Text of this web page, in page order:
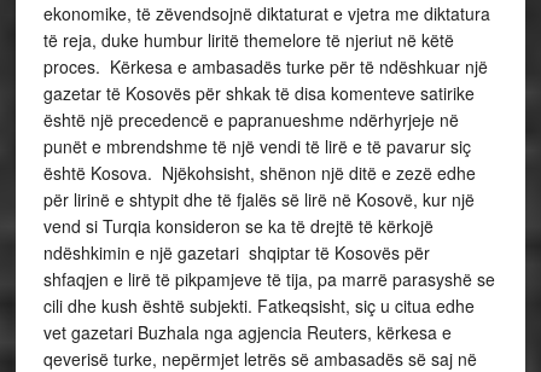
ekonomike, të zëvendsojnë diktaturat e vjetra me diktatura
të reja, duke humbur liritë themelore të njeriut në këtë
proces. Kërkesa e ambasadës turke për të ndëshkuar një
gazetar të Kosovës për shkak të disa komenteve satirike
është një precedencë e papranueshme ndërhyrjeje në
punët e mbrendshme të një vendi të lirë e të pavarur siç
është Kosova. Njëkohsisht, shënon një ditë e zezë edhe
për lirinë e shtypit dhe të fjalës së lirë në Kosovë, kur një
vend si Turqia konsideron se ka të drejtë të kërkojë
ndëshkimin e një gazetari shqiptar të Kosovës për
shfaqjen e lirë të pikpamjeve të tija, pa marrë parasyshë se
cili dhe kush është subjekti. Fatkeqsisht, siç u citua edhe
vet gazetari Buzhala nga agjencia Reuters, kërkesa e
qeverisë turke, nepërmjet letrës së ambasadës së saj në